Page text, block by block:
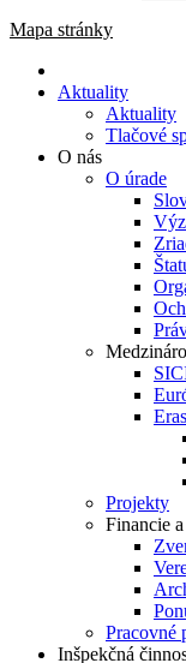
Mapa stránky
Aktuality
Aktuality
Tlačové
O nás
O úrade
Projekty
Financie
Pracovné
Inšpekčná